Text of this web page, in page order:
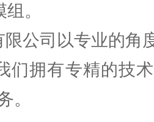
。
公司以专业的角
们拥有专精的技
。